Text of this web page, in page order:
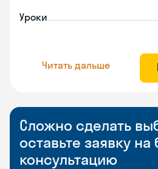
Уроки
Читать дальше
Сложно сделать
оставьте заявку
консультацию